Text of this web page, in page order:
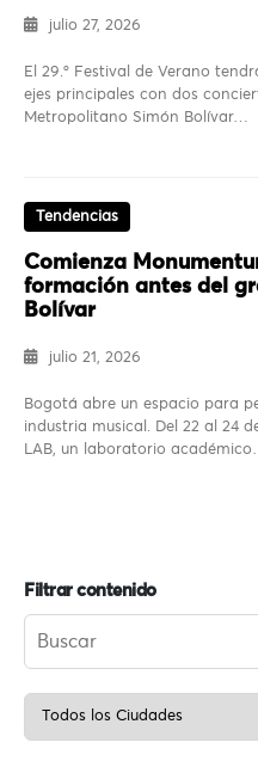
julio 27, 2026
El 29.º Festival de Verano
ejes principales con dos
Metropolitano Simón Bolívar…
Tendencias
Comienza
formación antes del
Bolívar
julio 21, 2026
Bogotá abre un espacio para
industria musical. Del 22 al 24
LAB, un laboratorio
Filtrar contenido